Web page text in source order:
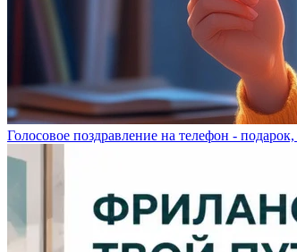
Голосовое поздравление на телефон - подарок,